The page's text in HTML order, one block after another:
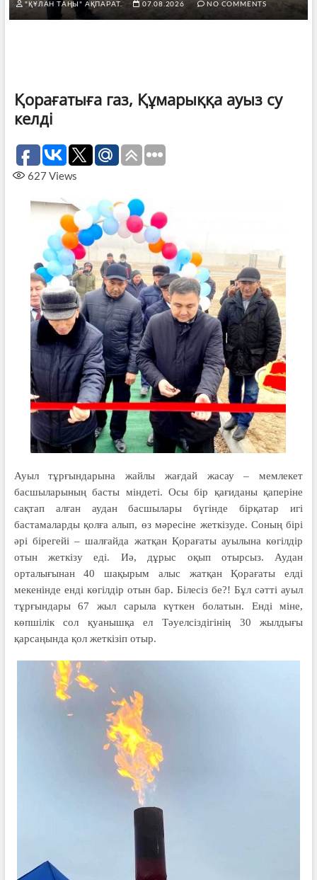
"ҚҰЛАН ТАҢЫ" АҚПАРАТ. 07.08.2026 NO COMMENTS
Қорағатыға газ, Құмарыққа ауыз су
келді
627 Views
Ауыл тұрғындарына жайлы жағдай жасау – мемлекет
басшыларының басты міндеті. Осы бір қағиданы қаперіне
сақтап алған аудан басшылары бүгінде бірқатар игі
бастамаларды қолға алып, өз мәресіне жеткізуде. Соның бірі
әрі бірегейі – шалғайда жатқан Қорағаты ауылына көгілдір
отын жеткізу еді. Иә, дұрыс оқып отырсыз. Аудан
орталығынан 40 шақырым алыс жатқан Қорағаты елді
мекенінде енді көгілдір отын бар. Білесіз бе?! Бұл сәтті ауыл
тұрғындары 67 жыл сарыла күткен болатын. Енді міне,
көпшілік сол қуанышқа ел Тәуелсіздігінің 30 жылдығы
қарсаңында қол жеткізіп отыр.